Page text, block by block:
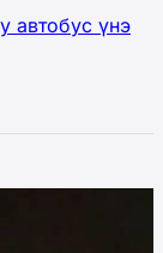
автобус үнэ